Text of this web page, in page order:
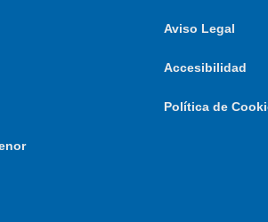
Aviso Legal
Accesibilidad
Política de